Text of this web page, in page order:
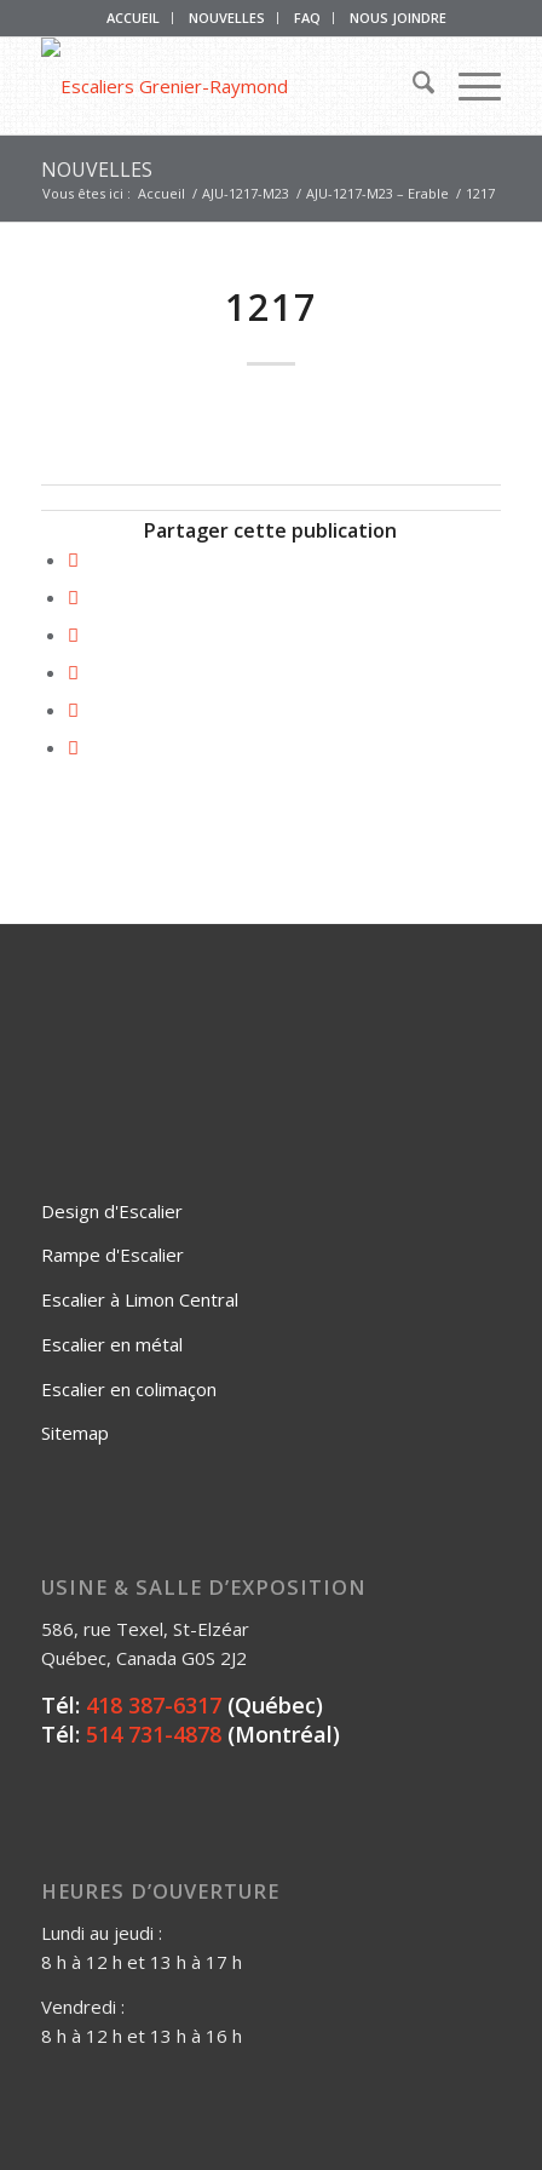
ACCUEIL NOUVELLES FAQ NOUS JOINDRE
NOUVELLES
Vous êtes ici : Accueil / AJU-1217-M23 / AJU-1217-M23 – Erable / 1217
1217
Partager cette publication
Design d'Escalier
Rampe d'Escalier
Escalier à Limon Central
Escalier en métal
Escalier en colimaçon
Sitemap
USINE & SALLE D’EXPOSITION
586, rue Texel, St-Elzéar
Québec, Canada G0S 2J2
Tél: 418 387-6317(Québec)
Tél: 514 731-4878(Montréal)
HEURES D’OUVERTURE
Lundi au jeudi :
8 h à 12 h et 13 h à 17 h
Vendredi :
8 h à 12 h et 13 h à 16 h